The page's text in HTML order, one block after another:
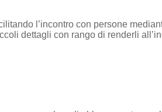
l’incontro con persone
dettagli con rango di renderli